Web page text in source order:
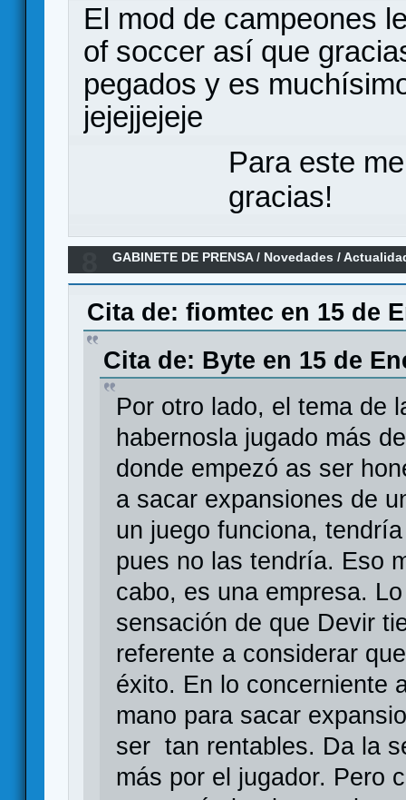
El mod de campeones
of soccer así que
pegados y es
jejejjejeje
Para este
gracias!
GABINETE DE PRENSA/ Novedades /
Cita de: fiomtec en 15 de
Cita de: Byte en 15 de
Por otro lado, el tema de
habernosla jugado más
donde empezó as ser
a sacar expansiones de
un juego funciona,
pues no las tendría. Eso
cabo, es una empresa.
sensación de que Devir
referente a considerar
éxito. En lo concerniente
mano para sacar
ser tan rentables. Da la
más por el jugador. Pero